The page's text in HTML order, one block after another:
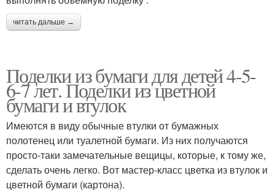
читать дальше →
Поделки из бумаги для детей 4-5-
6-7 лет. Поделки из цветной
бумаги и втулок
Имеются в виду обычные втулки от бумажных
полотенец или туалетной бумаги. Из них получаются
просто-таки замечательные вещицы, которые, к тому же,
сделать очень легко. Вот мастер-класс цветка из втулок и
цветной бумаги (картона).